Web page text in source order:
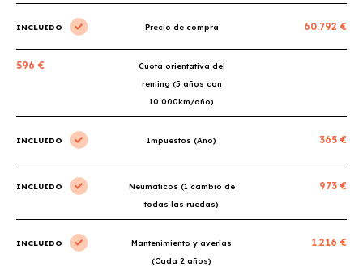
INCLUIDO Precio de compra 60.792 €
596 €
Cuota orientativa del
renting (5 años con
10.000km/año)
INCLUIDO Impuestos (Año) 365 €
INCLUIDO
Neumáticos (1 cambio de
todas las ruedas)
973 €
INCLUIDO
Mantenimiento y averías
(Cada 2 años)
1.216 €